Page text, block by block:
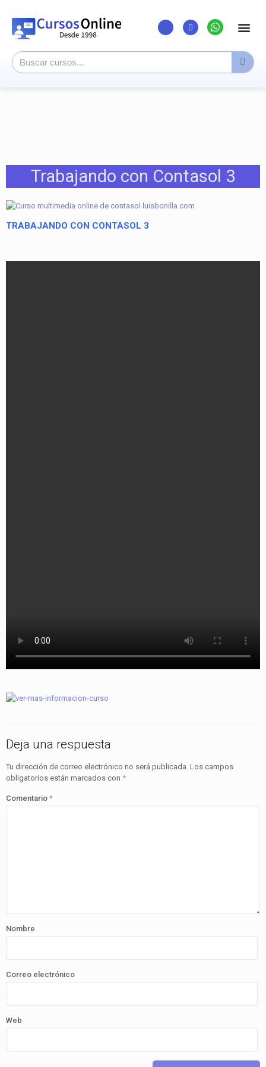
Trabajando con Contasol 3
TRABAJANDO CON CONTASOL 3
Deja una respuesta
Tu dirección de correo electrónico no será publicada. Los campos
obligatorios están marcados con *
Comentario *
Nombre
Correo electrónico
Web